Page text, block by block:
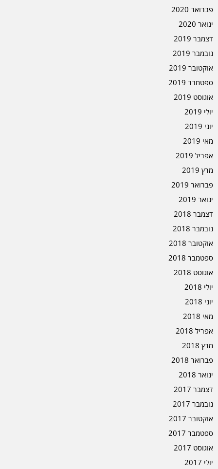
פברואר 2020
ינואר 2020
דצמבר 2019
נובמבר 2019
אוקטובר 2019
ספטמבר 2019
אוגוסט 2019
יולי 2019
יוני 2019
מאי 2019
אפריל 2019
מרץ 2019
פברואר 2019
ינואר 2019
דצמבר 2018
נובמבר 2018
אוקטובר 2018
ספטמבר 2018
אוגוסט 2018
יולי 2018
יוני 2018
מאי 2018
אפריל 2018
מרץ 2018
פברואר 2018
ינואר 2018
דצמבר 2017
נובמבר 2017
אוקטובר 2017
ספטמבר 2017
אוגוסט 2017
יולי 2017